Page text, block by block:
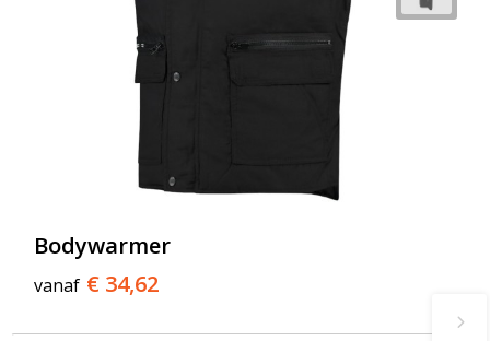
Bodywarmer
vanaf € 34,62